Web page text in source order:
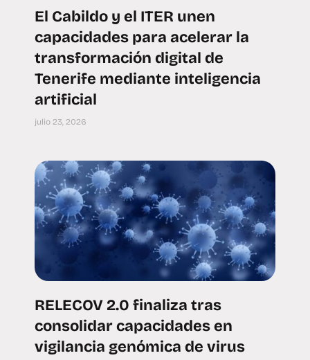
El Cabildo y el ITER unen
capacidades para acelerar la
transformación digital de
Tenerife mediante inteligencia
artificial
julio 23, 2026
RELECOV 2.0 finaliza tras
consolidar capacidades en
vigilancia genómica de virus